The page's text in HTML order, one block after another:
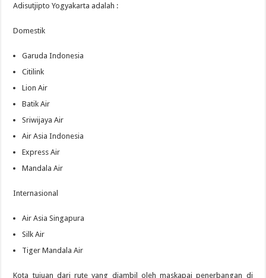
Adisutjipto Yogyakarta adalah :
Domestik
Garuda Indonesia
Citilink
Lion Air
Batik Air
Sriwijaya Air
Air Asia Indonesia
Express Air
Mandala Air
Internasional
Air Asia Singapura
Silk Air
Tiger Mandala Air
Kota tujuan dari rute yang diambil oleh maskapai penerbangan di